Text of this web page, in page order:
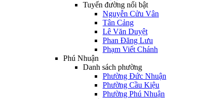
Tuyến đường nổi bật
Nguyễn Cửu Vân
Tân Cảng
Lê Văn Duyệt
Phan Đăng Lưu
Phạm Viết Chánh
Phú Nhuận
Danh sách phường
Phường Đức Nhuận
Phường Cầu Kiệu
Phường Phú Nhuận